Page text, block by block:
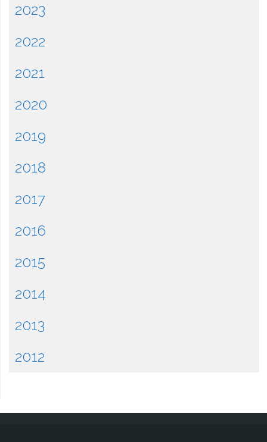
2023
2022
2021
2020
2019
2018
2017
2016
2015
2014
2013
2012